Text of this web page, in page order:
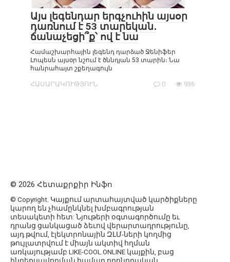
Այս լեգենդար երգչուհին այսօր
դառնում է 53 տարեկան․
ճանաչեցի՞ք՝ ով է նա
Համաշխարհային լեգենդ դարձած Ջենիֆեր
Լոպեսն այսօր նշում է ծննդյան 53 տարին։ Նա
հանրահայտ շքեղագույն
ՀԱՍԱՐԱԿՈՒԹՅՈՒՆ 0 936
© 2026 Հետաքրքիր Ինֆո
© Copyright. Կայքում արտահայտված կարծիքները
կարող են չհամընկնել խմբագրության
տեսակետի հետ: Նյութերի օգտագործումը եւ
դրանց ցանկացած ձեւով վերարտադրությունը,
այդ թվում, էլեկտրոնային ԶԼՄ-ների կողմից
թույլատրվում է միայն ակտիվ հղման
առկայությամբ LIKE-COOL.ONLINE կայքին, բաց
ինդեքսավորման համար որոնողական